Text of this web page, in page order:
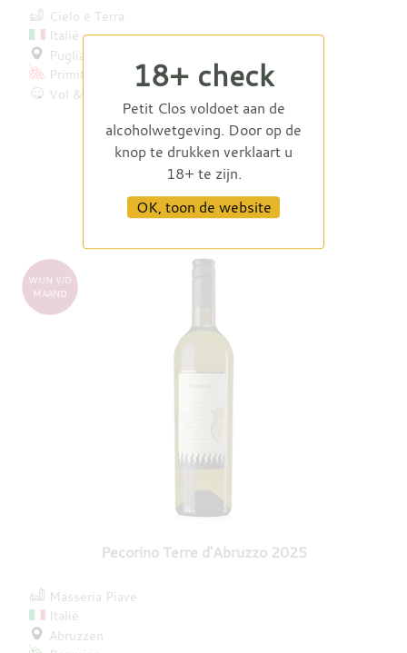
Cielo e Terra
Italië
Puglia
Primitivo
Negroamaro Merlot e.a.
Vol & rijp
€ 13,95
Pecorino Terre d'Abruzzo 2025
WIJN V/D
MAAND
Masseria Piave
Italië
Abruzzen
18+ check
Petit Clos voldoet aan de
alcoholwetgeving. Door op de
knop te drukken verklaart u
18+ te zijn.
OK, toon de website